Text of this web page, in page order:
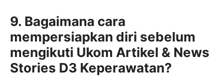
9. Bagaimana cara
mempersiapkan diri sebelum
mengikuti Ukom Artikel & News
Stories D3 Keperawatan?